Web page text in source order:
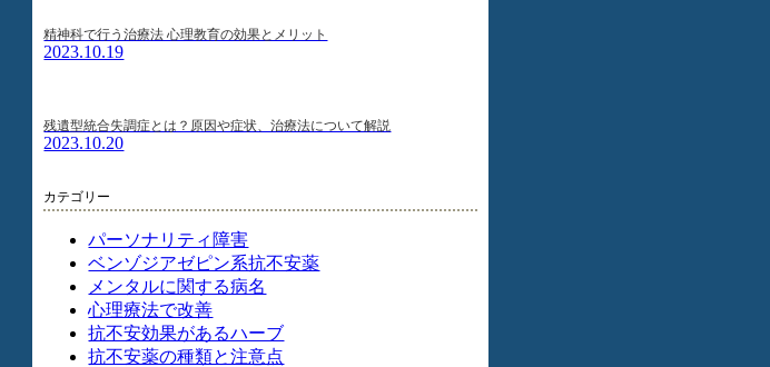
精神科で行う治療法 心理教育の効果とメリット
2023.10.19
残遺型統合失調症とは？原因や症状、治療法について解説
2023.10.20
カテゴリー
パーソナリティ障害
ベンゾジアゼピン系抗不安薬
メンタルに関する病名
心理療法で改善
抗不安効果があるハーブ
抗不安薬の種類と注意点